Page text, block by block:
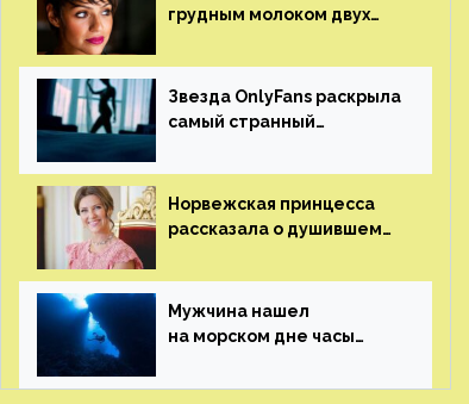
грудным молоком двух
Звезда OnlyFans раскрыла
самый странный
от фаната
Норвежская принцесса
рассказала о душившем
генерала
Мужчина нашел
на морском дне часы
рублей с помощью